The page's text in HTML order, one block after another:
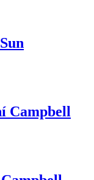
Campbell